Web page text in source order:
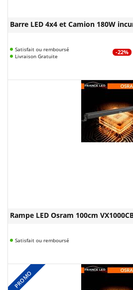
Barre LED 4x4 et Camion 180W
Satisfait ou remboursé
Livraison Gratuite
-22%
Rampe LED Osram 100cm
Satisfait ou remboursé
PROMO